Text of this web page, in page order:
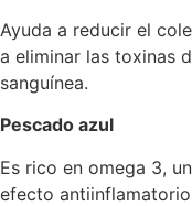
Ayuda a reducir el
a eliminar las toxinas
sanguínea.
Pescado azul
Es rico en omega 3,
efecto